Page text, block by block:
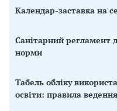
Календар-заставка на
Санітарний регламент
норми
Табель обліку
освіти: правила ведення